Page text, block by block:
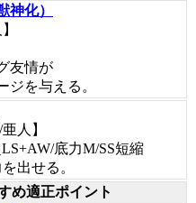
神化）
友情が
ジを与える。
人】
底力M/SS短縮
出せる。
め適正ポイント